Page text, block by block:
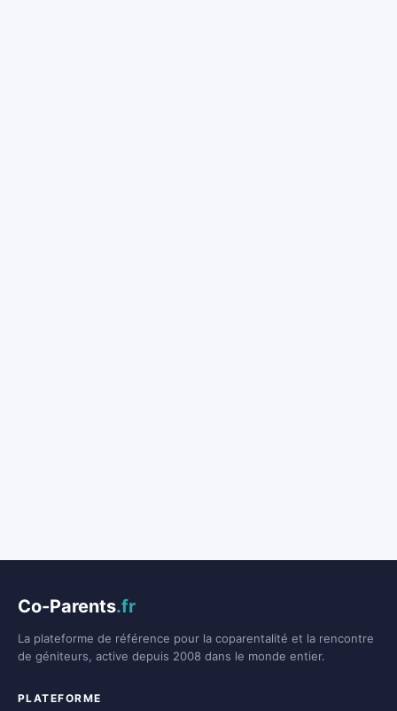
Co-Parents.fr
La plateforme de référence pour la coparentalité et la rencontre
de géniteurs, active depuis 2008 dans le monde entier.
PLATEFORME